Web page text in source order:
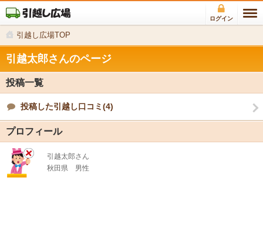
ログイン
引越し広場TOP
引越太郎さんのページ
投稿一覧
投稿した引越し口コミ(4)
プロフィール
引越太郎さん
秋田県
男性